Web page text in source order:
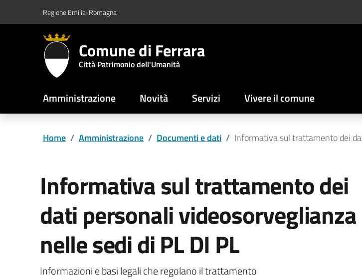
Vai al contenuto principale
Vai al footerRegione Emilia-Romagna
Comune di Ferrara
Città Patrimonio dell'Umanità
Amministrazione Novità Servizi Vivere il comune
Home / Amministrazione / Documenti e dati / Informativa sul trattamento dei
Informativa sul trattamento dei
dati personali videosorveglianza
nelle sedi di PL DI PL
Informazioni e basi legali che regolano il trattamento